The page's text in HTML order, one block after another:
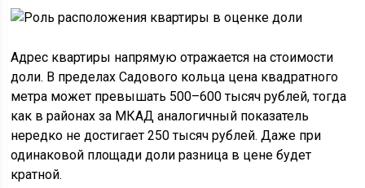
Адрес квартиры напрямую отражается на стоимости
доли. В пределах Садового кольца цена квадратного
метра может превышать 500–600 тысяч рублей, тогда
как в районах за МКАД аналогичный показатель
нередко не достигает 250 тысяч рублей. Даже при
одинаковой площади доли разница в цене будет
кратной.